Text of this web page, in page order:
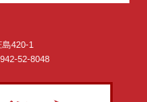
420-1
52-8048